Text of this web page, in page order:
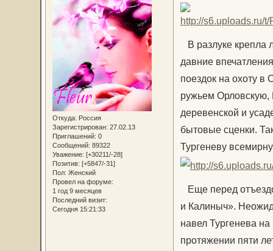
Откуда: Россия
Зарегистрирован: 27.02.13
Приглашений: 0
Сообщений: 89322
Уважение: [+30211/-28]
Позитив: [+5847/-31]
Пол: Женский
Провел на форуме:
1 год 9 месяцев
Последний визит:
Сегодня 15:21:33
В разлуке крепла
давние
поездок на охоту в
ружьем Орловскую,
деревенской и
бытовые сценки.
Тургеневу
Еще перед
и Калиныч».
навел Тургенева
протяжении пяти